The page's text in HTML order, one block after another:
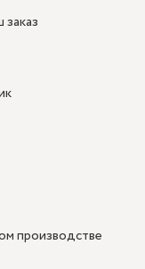
производстве